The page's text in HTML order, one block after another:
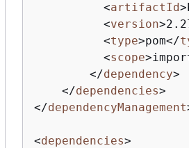
<artifactId>
<version>
<type>pom</
<scope>
</dependency>
</dependencies>
</dependencyManagement
<dependencies>